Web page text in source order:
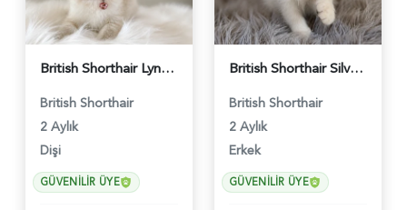
British Shorthair Lynx Point Dişi Yavrumuz Yuva Arıyor - 5148
British Shorthair
2 Aylık
Dişi
GÜVENILIR ÜYE
British Shorthair Silver Point Erkek 2 Aylık - 6122
British Shorthair
2 Aylık
Erkek
GÜVENILIR ÜYE